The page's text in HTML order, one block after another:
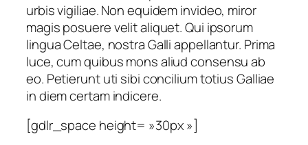
urbis vigiliae. Non equidem invideo, miror
magis posuere velit aliquet. Qui ipsorum
lingua Celtae, nostra Galli appellantur. Prima
luce, cum quibus mons aliud consensu ab
eo. Petierunt uti sibi concilium totius Galliae
in diem certam indicere.
[gdlr_space height= »30px »]